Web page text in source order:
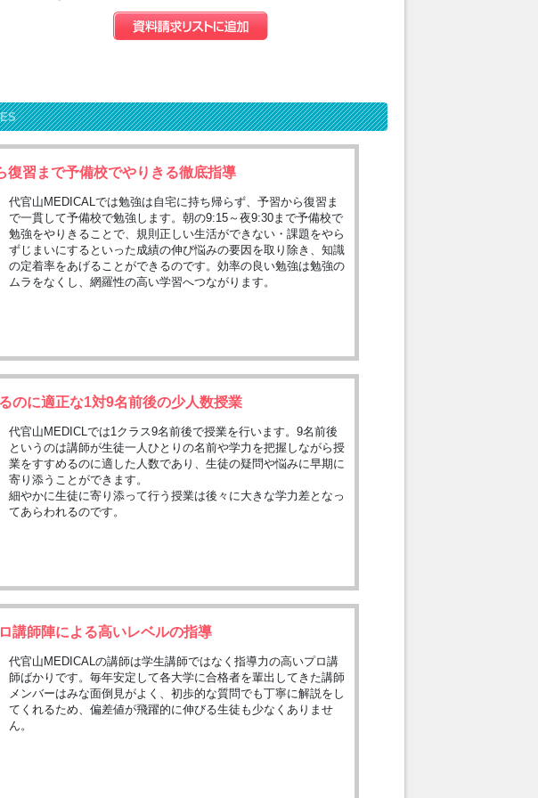
復習まで予備校でやりきる徹底指導
代官山MEDICALでは勉強は自宅に持ち帰らず、予習から復習ま
で一貫して予備校で勉強します。朝の9:15～夜9:30まで予備校で
勉強をやりきることで、規則正しい生活ができない・課題をやら
ずじまいにするといった成績の伸び悩みの要因を取り除き、知識
の定着率をあげることができるのです。効率の良い勉強は勉強の
ムラをなくし、網羅性の高い学習へつながります。
のに適正な1対9名前後の少人数授業
代官山MEDICLでは1クラス9名前後で授業を行います。9名前後
というのは講師が生徒一人ひとりの名前や学力を把握しながら授
業をすすめるのに適した人数であり、生徒の疑問や悩みに早期に
寄り添うことができます。
細やかに生徒に寄り添って行う授業は後々に大きな学力差となっ
てあらわれるのです。
講師陣による高いレベルの指導
代官山MEDICALの講師は学生講師ではなく指導力の高いプロ講
師ばかりです。毎年安定して各大学に合格者を輩出してきた講師
メンバーはみな面倒見がよく、初歩的な質問でも丁寧に解説をし
てくれるため、偏差値が飛躍的に伸びる生徒も少なくありませ
ん。